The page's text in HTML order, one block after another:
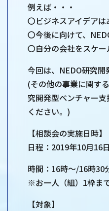
例えば・・・
〇ビジネスアイデア
〇今後に向けて、
〇自分の会社をスケ
今回は、NEDO研究開
(その他の事業に関す
究開発型ベンチャー
ください。)
【相談会の実施日時】
日程：2019年10月16日
時間：16時～/16時30
※お一人（組）1枠ま
【対象】